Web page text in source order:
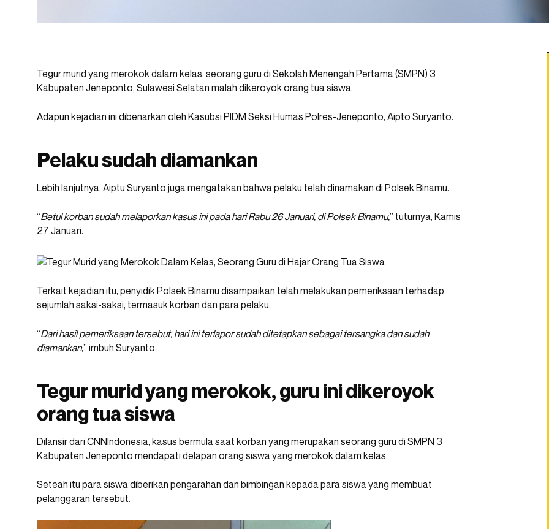
Tegur murid yang merokok dalam kelas, seorang guru di Sekolah Menengah Pertama (SMPN) 3
Kabupaten Jeneponto, Sulawesi Selatan malah dikeroyok orang tua siswa.
Adapun kejadian ini dibenarkan oleh Kasubsi PIDM Seksi Humas Polres-Jeneponto, Aipto Suryanto.
Pelaku sudah diamankan
Lebih lanjutnya, Aiptu Suryanto juga mengatakan bahwa pelaku telah dinamakan di Polsek Binamu.
“Betul korban sudah melaporkan kasus ini pada hari Rabu 26 Januari, di Polsek Binamu,” tuturnya, Kamis
27 Januari.
Terkait kejadian itu, penyidik Polsek Binamu disampaikan telah melakukan pemeriksaan terhadap
sejumlah saksi-saksi, termasuk korban dan para pelaku.
“Dari hasil pemeriksaan tersebut, hari ini terlapor sudah ditetapkan sebagai tersangka dan sudah
diamankan,” imbuh Suryanto.
Tegur murid yang merokok, guru ini dikeroyok
orang tua siswa
Dilansir dari CNNIndonesia, kasus bermula saat korban yang merupakan seorang guru di SMPN 3
Kabupaten Jeneponto mendapati delapan orang siswa yang merokok dalam kelas.
Seteah itu para siswa diberikan pengarahan dan bimbingan kepada para siswa yang membuat
pelanggaran tersebut.